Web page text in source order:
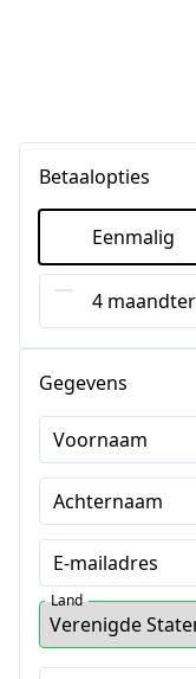
Betaalopties
Eenmalig
4
Gegevens
Voornaam
Achternaam
E-mailadres
Land